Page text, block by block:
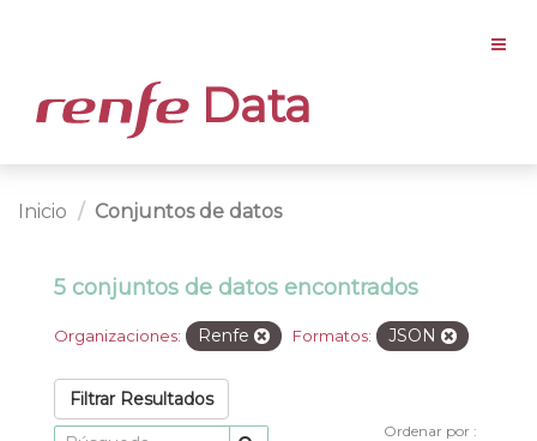
Data
Inicio Conjuntos de datos
5 conjuntos de datos encontrados
Organizaciones: Renfe Formatos: JSON
Filtrar Resultados
Ordenar por